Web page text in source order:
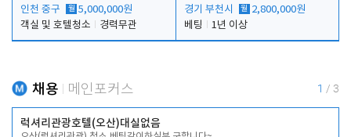
인천 중구 월 5,000,000원
객실 및 호텔청소
경력무관
경기 부천시 월 2,800,000원
베팅
1년 이상
채용 메인포커스 1 / 3
럭셔리관광호텔(오산)대실없음